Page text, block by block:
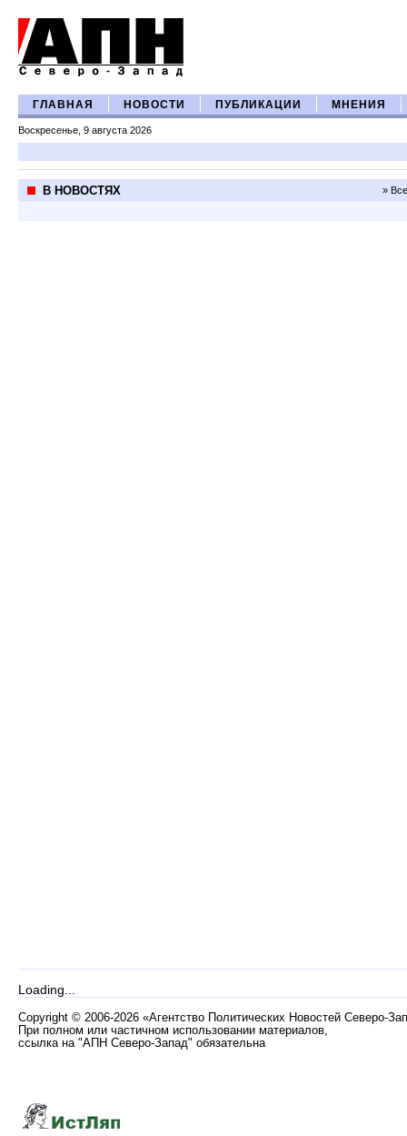
ГЛАВНАЯ НОВОСТИ ПУБЛИКАЦИИ МНЕНИЯ
Воскресенье, 9 августа 2026
В НОВОСТЯХ »
Loading...
Copyright © 2006-2026 «Агентство Политических Новостей Северо-
При полном или частичном использовании материалов,
ссылка на "АПН Северо-Запад" обязательна